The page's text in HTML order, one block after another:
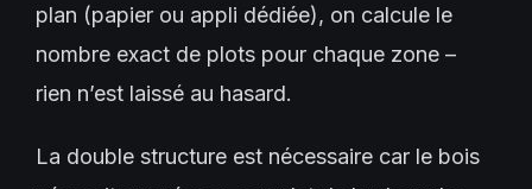
plan (papier ou appli dédiée), on calcule le
nombre exact de plots pour chaque zone –
rien n’est laissé au hasard.
La double structure est nécessaire car le bois